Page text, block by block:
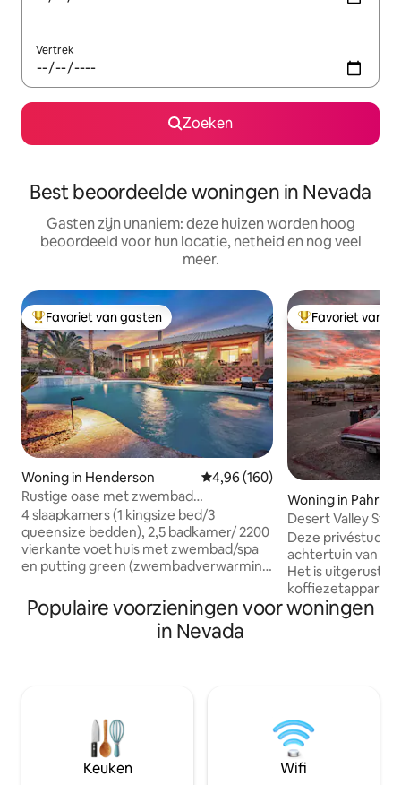
Vertrek
Zoeken
Best beoordeelde woningen in Nevada
Gasten zijn unaniem: deze huizen worden hoog
beoordeeld voor hun locatie, netheid en nog veel
meer.
Topfavoriet van gasten
Favoriet van gasten
Woning in Henderson Gemiddelde beoordeling van
4,96 (160)
Rustige oase met zwembad
(verwarming extra) Spa/minigolf.
4 slaapkamers (1 kingsize bed/3
queensize bedden), 2,5 badkamer/ 2200
vierkante voet huis met zwembad/spa
en putting green (zwembadverwarming
keuken, woonkamer met 60inch smart-
tv, prachtig verwarmd zwembad en
ontspannende spa. Waterval en putting
buitenruimte is voorzien van ligstoelen
op een nieuw opgedoken zwembaddek,
een buitentafel met een zithoek/ lounge
op een overdekte patio. Bekijk details
Topfavoriet van
Favoriet van
Woning in
Desert Valley
Deze privéstudio
achtertuin van
Het is uitgerust
minikoelkast,
speciale
Vegas en op 45
Valley, gunstig
uitgestrekte
Mojave-woestijn
Populaire voorzieningen voor woningen
in Nevada
Keuken Wifi